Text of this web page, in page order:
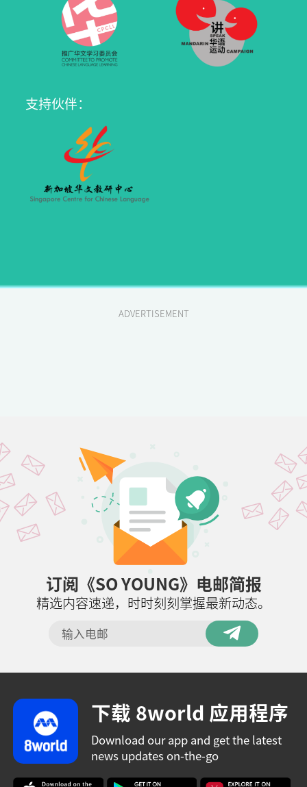
支持伙伴：
ADVERTISEMENT
订阅《SO YOUNG》电邮简报
精选内容速递，时时刻刻掌握最新动态。
下载 8world 应用程序
Download our app and get the latest
news updates on-the-go